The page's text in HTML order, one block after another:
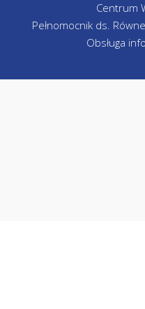
Centrum
Pełnomocnik ds.
Obsługa